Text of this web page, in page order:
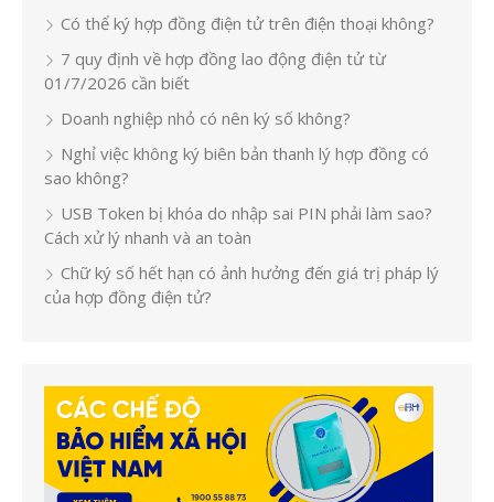
Có thể ký hợp đồng điện tử trên điện thoại không?
7 quy định về hợp đồng lao động điện tử từ
01/7/2026 cần biết
Doanh nghiệp nhỏ có nên ký số không?
Nghỉ việc không ký biên bản thanh lý hợp đồng có
sao không?
USB Token bị khóa do nhập sai PIN phải làm sao?
Cách xử lý nhanh và an toàn
Chữ ký số hết hạn có ảnh hưởng đến giá trị pháp lý
của hợp đồng điện tử?